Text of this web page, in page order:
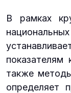
В рамках
показателям
также
определяет